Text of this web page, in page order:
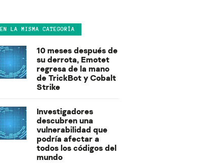
EN LA MISMA CATEGORÍA
10 meses después de
su derrota, Emotet
regresa de la mano
de TrickBot y Cobalt
Strike
Investigadores
descubren una
vulnerabilidad que
podría afectar a
todos los códigos del
mundo